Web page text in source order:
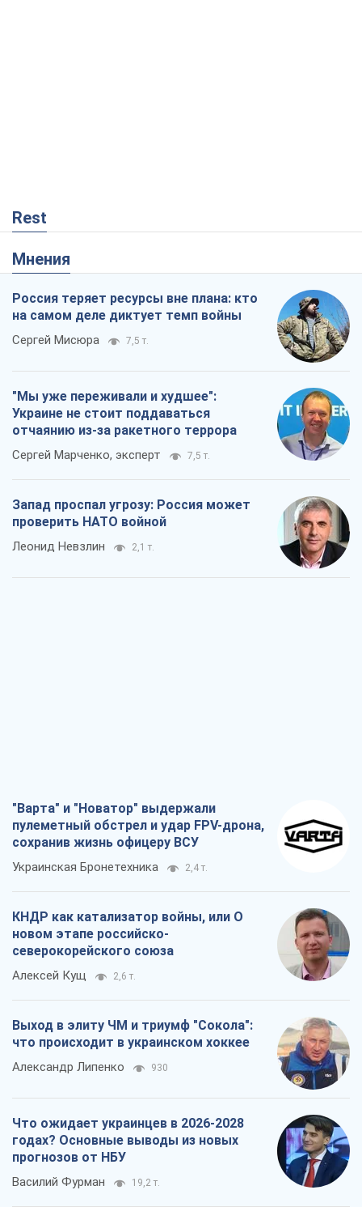
Rest
Мнения
Россия теряет ресурсы вне плана: кто
на самом деле диктует темп войны
Сергей Мисюра 7,5 т.
"Мы уже переживали и худшее":
Украине не стоит поддаваться
отчаянию из-за ракетного террора
Сергей Марченко, эксперт 7,5 т.
Запад проспал угрозу: Россия может
проверить НАТО войной
Леонид Невзлин 2,1 т.
"Варта" и "Новатор" выдержали
пулеметный обстрел и удар FPV-дрона,
сохранив жизнь офицеру ВСУ
Украинская Бронетехника 2,4 т.
КНДР как катализатор войны, или О
новом этапе российско-
северокорейского союза
Алексей Кущ 2,6 т.
Выход в элиту ЧМ и триумф "Сокола":
что происходит в украинском хоккее
Александр Липенко 930
Что ожидает украинцев в 2026-2028
годах? Основные выводы из новых
прогнозов от НБУ
Василий Фурман 19,2 т.